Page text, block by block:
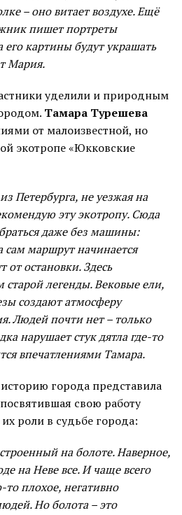
– оно витает воздухе. Ещё
пишет портреты
его картины будут украшать
Мария.
уделили и природным
Тамара Турешева
от малоизвестной, но
экотропе «Юкковские
Петербурга, не уезжая на
эту экотропу. Сюда
даже без машины:
сам маршрут начинается
от остановки. Здесь
старой легенды. Вековые ели,
создают атмосферу
Людей почти нет – только
нарушает стук дятла где-то
впечатлениями Тамара.
города представила
свою работу
роли в судьбе города:
на болоте. Наверное,
на Неве все. И чаще всего
плохое, негативно
Но болота – это